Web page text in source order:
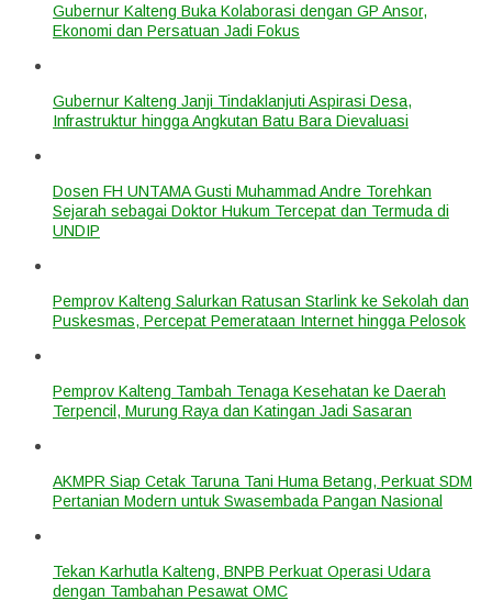
Gubernur Kalteng Buka Kolaborasi dengan GP Ansor,
Ekonomi dan Persatuan Jadi Fokus
Gubernur Kalteng Janji Tindaklanjuti Aspirasi Desa,
Infrastruktur hingga Angkutan Batu Bara Dievaluasi
Dosen FH UNTAMA Gusti Muhammad Andre Torehkan
Sejarah sebagai Doktor Hukum Tercepat dan Termuda di
UNDIP
Pemprov Kalteng Salurkan Ratusan Starlink ke Sekolah dan
Puskesmas, Percepat Pemerataan Internet hingga Pelosok
Pemprov Kalteng Tambah Tenaga Kesehatan ke Daerah
Terpencil, Murung Raya dan Katingan Jadi Sasaran
AKMPR Siap Cetak Taruna Tani Huma Betang, Perkuat SDM
Pertanian Modern untuk Swasembada Pangan Nasional
Tekan Karhutla Kalteng, BNPB Perkuat Operasi Udara
dengan Tambahan Pesawat OMC